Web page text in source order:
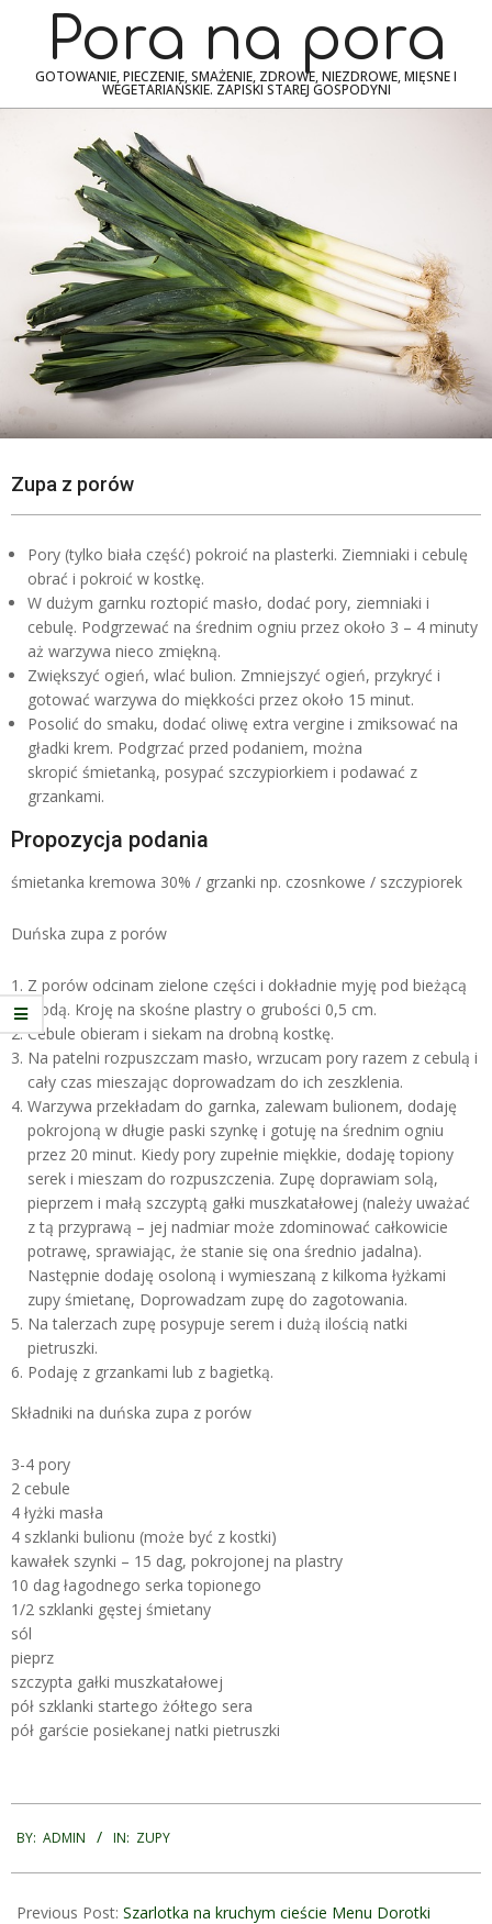
content
NavigationPora na pora
GOTOWANIE, PIECZENIE, SMAŻENIE, ZDROWE, NIEZDROWE, MIĘSNE I
WEGETARIAŃSKIE. ZAPISKI STAREJ GOSPODYNI
Zupa z porów
Pory (tylko biała część) pokroić na plasterki. Ziemniaki i cebulę
obrać i pokroić w kostkę.
W dużym garnku roztopić masło, dodać pory, ziemniaki i
cebulę. Podgrzewać na średnim ogniu przez około 3 – 4 minuty
aż warzywa nieco zmiękną.
Zwiększyć ogień, wlać bulion. Zmniejszyć ogień, przykryć i
gotować warzywa do miękkości przez około 15 minut.
Posolić do smaku, dodać oliwę extra vergine i zmiksować na
gładki krem. Podgrzać przed podaniem, można
skropić śmietanką, posypać szczypiorkiem i podawać z
grzankami.
Propozycja podania
śmietanka kremowa 30% / grzanki np. czosnkowe / szczypiorek
Duńska zupa z porów
Z porów odcinam zielone części i dokładnie myję pod bieżącą
wodą. Kroję na skośne plastry o grubości 0,5 cm.
Cebule obieram i siekam na drobną kostkę.
Na patelni rozpuszczam masło, wrzucam pory razem z cebulą i
cały czas mieszając doprowadzam do ich zeszklenia.
Warzywa przekładam do garnka, zalewam bulionem, dodaję
pokrojoną w długie paski szynkę i gotuję na średnim ogniu
przez 20 minut. Kiedy pory zupełnie miękkie, dodaję topiony
serek i mieszam do rozpuszczenia. Zupę doprawiam solą,
pieprzem i małą szczyptą gałki muszkatałowej (należy uważać
z tą przyprawą – jej nadmiar może zdominować całkowicie
potrawę, sprawiając, że stanie się ona średnio jadalna).
Następnie dodaję osoloną i wymieszaną z kilkoma łyżkami
zupy śmietanę, Doprowadzam zupę do zagotowania.
Na talerzach zupę posypuje serem i dużą ilością natki
pietruszki.
Podaję z grzankami lub z bagietką.
Składniki na duńska zupa z porów
3-4 pory
2 cebule
4 łyżki masła
4 szklanki bulionu (może być z kostki)
kawałek szynki – 15 dag, pokrojonej na plastry
10 dag łagodnego serka topionego
1/2 szklanki gęstej śmietany
sól
pieprz
szczypta gałki muszkatałowej
pół szklanki startego żółtego sera
pół garście posiekanej natki pietruszki
05-
BY: ADMIN IN: ZUPY
Previous Post: Szarlotka na kruchym cieście Menu Dorotki